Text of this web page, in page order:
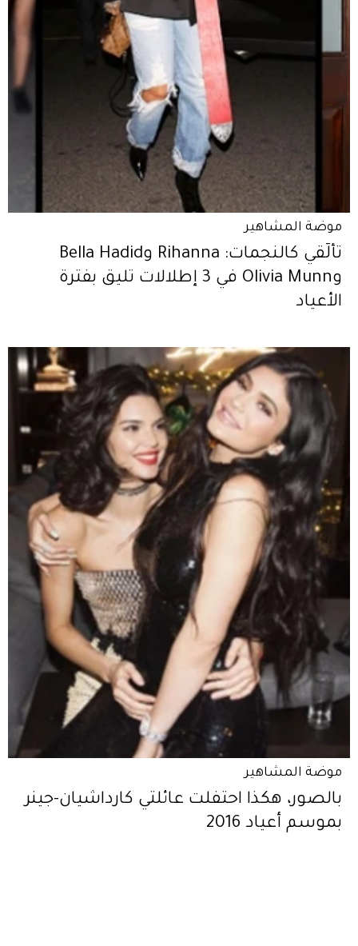
موضة المشاهير
تألّقي كالنجمات: Rihanna وBella Hadid
وOlivia Munn في 3 إطلالات تليق بفترة
الأعياد
موضة المشاهير
بالصور، هكذا احتفلت عائلتي كارداشيان-جينر
بموسم أعياد 2016